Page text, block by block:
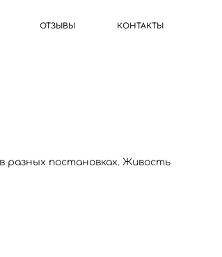
ОТЗЫВЫ КОНТАКТЫ
разных постановках. Живость